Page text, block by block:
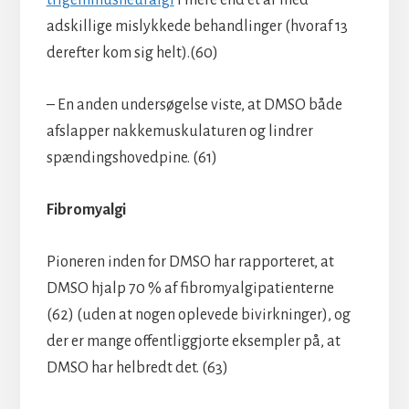
adskillige mislykkede behandlinger (hvoraf 13
derefter kom sig helt).(60)
– En anden undersøgelse viste, at DMSO både
afslapper nakkemuskulaturen og lindrer
spændingshovedpine. (61)
Fibromyalgi
Pioneren inden for DMSO har rapporteret, at
DMSO hjalp 70 % af fibromyalgipatienterne
(62) (uden at nogen oplevede bivirkninger), og
der er mange offentliggjorte eksempler på, at
DMSO har helbredt det. (63)